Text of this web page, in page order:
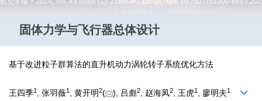
固体力学与飞行器总体设计
基于改进粒子群算法的直升机动力涡轮转子系统优化方法
王四季1 , 张羽薇1 , 黄开明2( ), 吕彪2, 赵海凤2, 王虎1 , 廖明夫1